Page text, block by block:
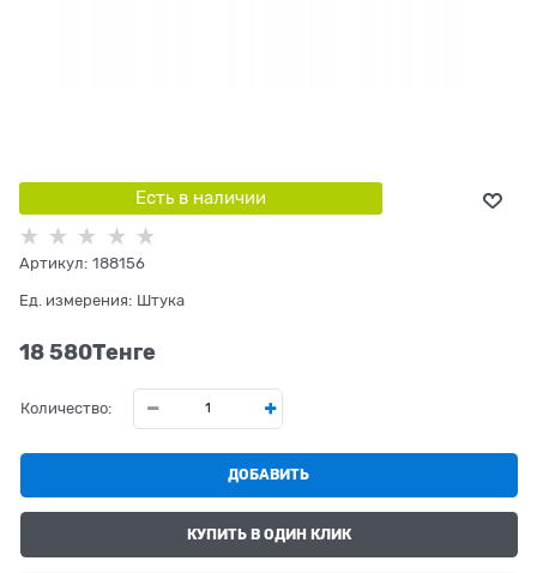
Есть в наличии
Артикул: 188156
Ед. измерения: Штука
18 580Tенге
Количество:
ДОБАВИТЬ
КУПИТЬ В ОДИН КЛИК